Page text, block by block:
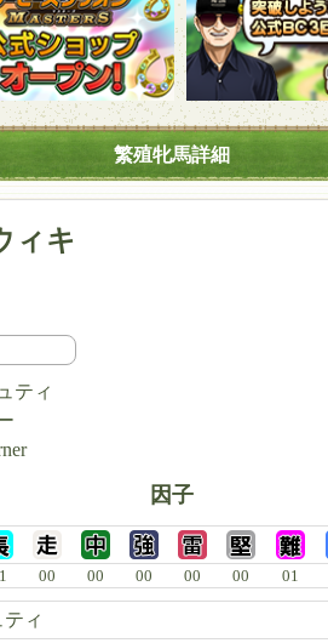
繁殖牝馬詳細
ィキ
ティ
因子
00 00 00 00 00 01
ィ